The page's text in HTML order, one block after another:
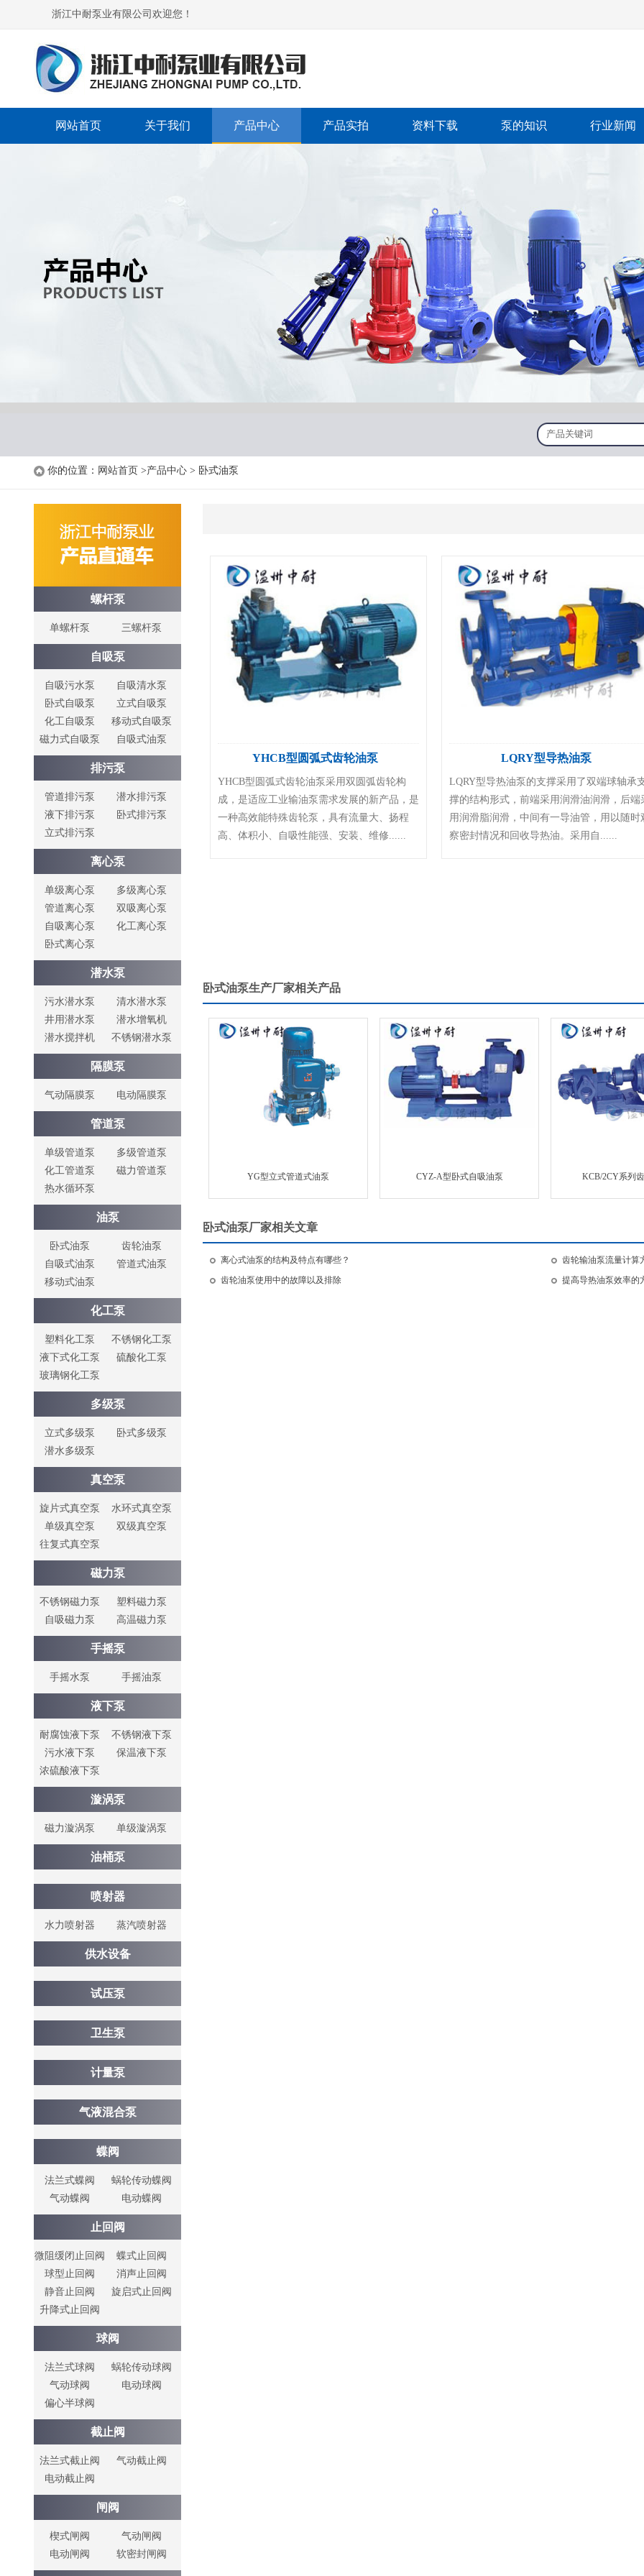
浙江中耐泵业有限公司欢迎您！
网站首页 关于我们 产品中心 产品实拍 资料下载 泵的知识 行业新闻
你的位置： 网站首页 >产品中心 > 卧式油泵
螺杆泵
单螺杆泵 三螺杆泵
自吸泵
自吸污水泵
自吸清水泵
卧式自吸泵
立式自吸泵
化工自吸泵
移动式自吸泵
磁力式自吸泵
自吸式油泵
排污泵
管道排污泵
潜水排污泵
液下排污泵
卧式排污泵
立式排污泵
离心泵
单级离心泵
多级离心泵
管道离心泵
双吸离心泵
自吸离心泵
化工离心泵
卧式离心泵
潜水泵
污水潜水泵
清水潜水泵
井用潜水泵
潜水增氧机
潜水搅拌机
不锈钢潜水泵
隔膜泵
气动隔膜泵 电动隔膜泵
管道泵
单级管道泵
多级管道泵
化工管道泵
磁力管道泵
热水循环泵
油泵
卧式油泵
齿轮油泵
自吸式油泵
管道式油泵
移动式油泵
化工泵
塑料化工泵
不锈钢化工泵
液下式化工泵
硫酸化工泵
玻璃钢化工泵
多级泵
立式多级泵
卧式多级泵
潜水多级泵
真空泵
旋片式真空泵
水环式真空泵
单级真空泵
双级真空泵
往复式真空泵
磁力泵
不锈钢磁力泵
塑料磁力泵
自吸磁力泵
高温磁力泵
手摇泵
手摇水泵 手摇油泵
液下泵
耐腐蚀液下泵
不锈钢液下泵
污水液下泵
保温液下泵
浓硫酸液下泵
漩涡泵
磁力漩涡泵 单级漩涡泵
油桶泵
喷射器
水力喷射器 蒸汽喷射器
供水设备
试压泵
卫生泵
计量泵
气液混合泵
蝶阀
法兰式蝶阀
蜗轮传动蝶阀
气动蝶阀
电动蝶阀
止回阀
微阻缓闭止回阀
蝶式止回阀
球型止回阀
消声止回阀
静音止回阀
旋启式止回阀
升降式止回阀
球阀
法兰式球阀
蜗轮传动球阀
气动球阀
电动球阀
偏心半球阀
截止阀
法兰式截止阀
气动截止阀
电动截止阀
闸阀
楔式闸阀
气动闸阀
电动闸阀
软密封闸阀
YHCB型圆弧式齿轮油泵
YHCB型圆弧式齿轮油泵采用双圆弧齿轮构
成，是适应工业输油泵需求发展的新产品，是
一种高效能特殊齿轮泵，具有流量大、扬程
高、体积小、自吸性能强、安装、维修......
LQRY型导热油泵
LQRY型导热油泵的支撑采用了双端球轴承
撑的结构形式，前端采用润滑油润滑，后端
用润滑脂润滑，中间有一导油管，用以随时
察密封情况和回收导热油。采用自......
卧式油泵生产厂家相关产品
YG型立式管道式油泵 CYZ-A型卧式自吸油泵 KCB/2CY系列
卧式油泵厂家相关文章
离心式油泵的结构及特点有哪些？
齿轮输油泵流量计算
齿轮油泵使用中的故障以及排除
提高导热油泵效率的